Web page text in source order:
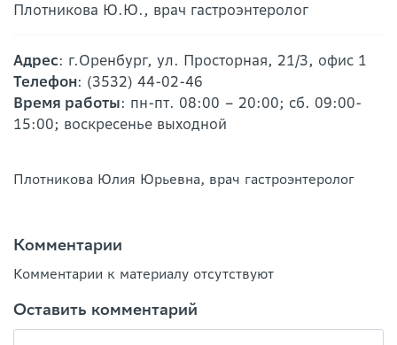
Плотникова Ю.Ю., врач гастроэнтеролог
Адрес: г.Оренбург, ул. Просторная, 21/3, офис 1
Телефон: (3532) 44-02-46
Время работы: пн-пт. 08:00 – 20:00; сб. 09:00-
15:00; воскресенье выходной
Плотникова Юлия Юрьевна, врач гастроэнтеролог
Комментарии
Комментарии к материалу отсутствуют
Оставить комментарий